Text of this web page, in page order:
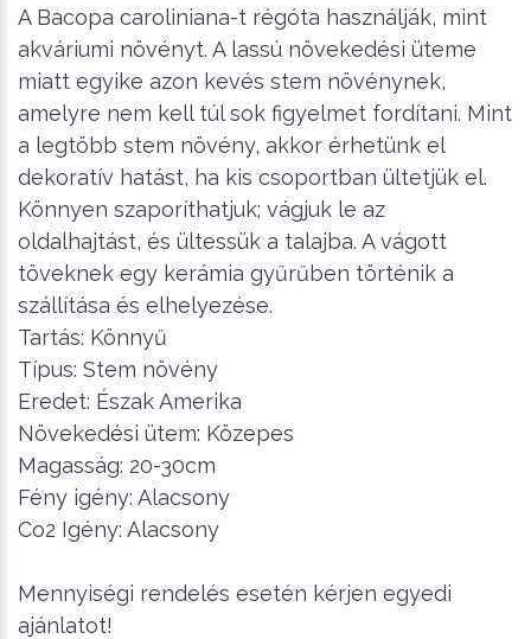
A Bacopa caroliniana-t régóta használják, mint
akváriumi növényt. A lassú növekedési üteme
miatt egyike azon kevés stem növénynek,
amelyre nem kell túl sok figyelmet fordítani. Mint
a legtöbb stem növény, akkor érhetünk el
dekoratív hatást, ha kis csoportban ültetjük el.
Könnyen szaporíthatjuk; vágjuk le az
oldalhajtást, és ültessük a talajba. A vágott
töveknek egy kerámia gyűrűben történik a
szállítása és elhelyezése.
Tartás: Könnyű
Típus: Stem növény
Eredet: Észak Amerika
Növekedési ütem: Közepes
Magasság: 20-30cm
Fény igény: Alacsony
Co2 Igény: Alacsony
Mennyiségi rendelés esetén kérjen egyedi
ajánlatot!